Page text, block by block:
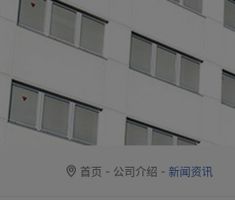
首页 - 公司介绍 - 新闻资讯